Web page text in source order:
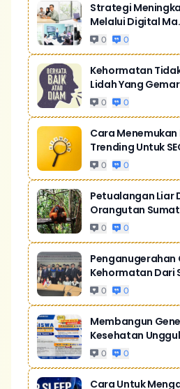
Strategi
Melalui Digital
0 0
Kehormatan
Lidah Yang
0 0
Cara Menemukan
Trending Untuk
0 0
Petualangan Liar
Orangutan
0 0
Penganugerahan
Kehormatan Dari
0 0
Membangun
Kesehatan
0 0
Cara Untuk